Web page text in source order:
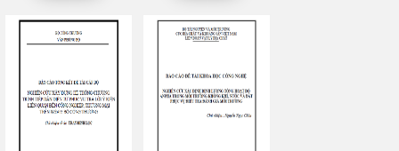
mục tiêu kinh tế
động nghiên cứu
KHCN, lĩnh vực